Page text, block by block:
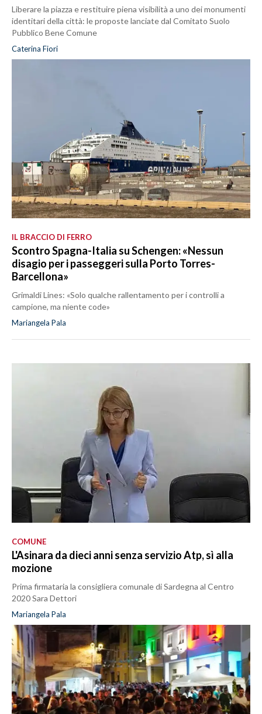
Liberare la piazza e restituire piena visibilità a uno dei monumenti
identitari della città: le proposte lanciate dal Comitato Suolo
Pubblico Bene Comune
Caterina Fiori
IL BRACCIO DI FERRO
Scontro Spagna-Italia su Schengen: «Nessun
disagio per i passeggeri sulla Porto Torres-
Barcellona»
Grimaldi Lines: «Solo qualche rallentamento per i controlli a
campione, ma niente code»
Mariangela Pala
COMUNE
L'Asinara da dieci anni senza servizio Atp, sì alla
mozione
Prima firmataria la consigliera comunale di Sardegna al Centro
2020 Sara Dettori
Mariangela Pala